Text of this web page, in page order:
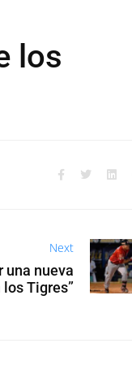
los
Next
una nueva
Tigres”